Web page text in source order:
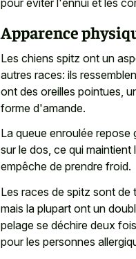
Apparence
Les chiens spitz ont un
autres races: ils
ont des oreilles pointues,
forme d'amande.
La queue enroulée repose
sur le dos, ce qui
empêche de prendre froid.
Les races de spitz sont de
mais la plupart ont un
pelage se déchire deux
pour les personnes